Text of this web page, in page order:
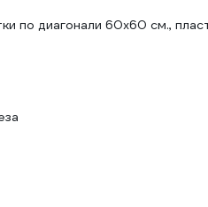
по диагонали 60х60 см.,